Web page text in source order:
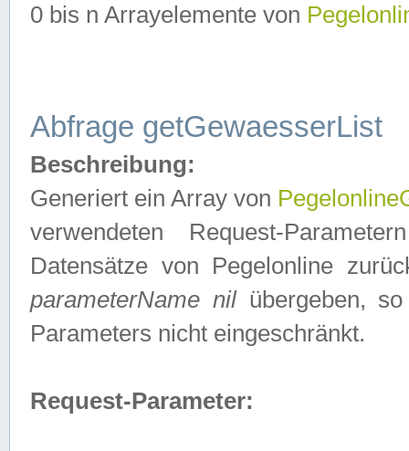
0 bis n Arrayelemente von
Abfrage getGewaesserList
Beschreibung:
Generiert ein Array von
verwendeten Request-
Datensätze von Pegelonline
parameterName nilübergeben, so
Parameters nicht eingeschränkt.
Request-Parameter: